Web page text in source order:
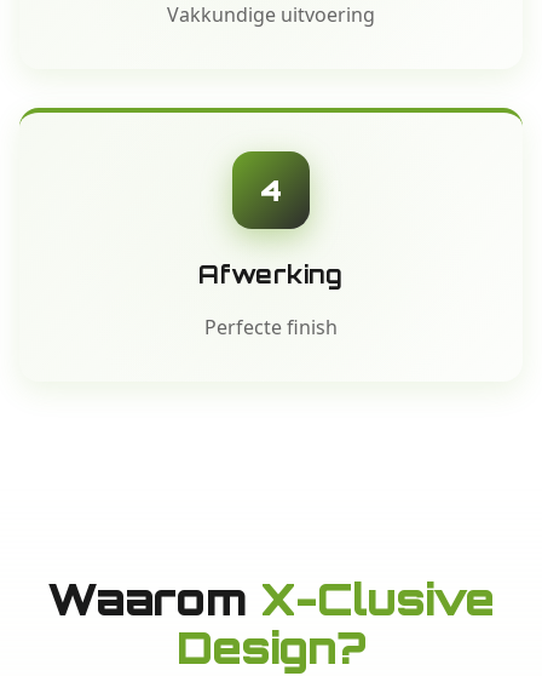
Vakkundige uitvoering
4
Afwerking
Perfecte finish
Waarom X-Clusive
Design?